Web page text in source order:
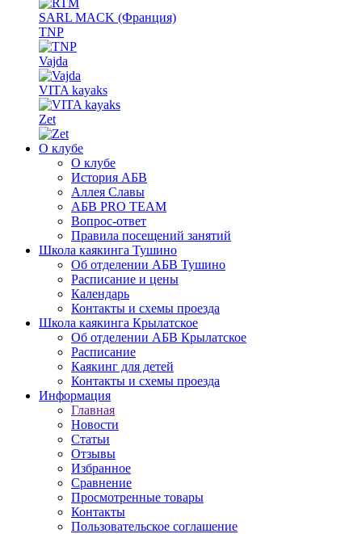
SARL MACK (Франция)
TNP
Vajda
VITA kayaks
Zet
О клубе
О клубе
История АБВ
Аллея Славы
АБВ PRO TEAM
Вопрос-ответ
Правила посещений занятий
Школа каякинга Тушино
Об отделении АБВ Тушино
Расписание и цены
Календарь
Контакты и схемы проезда
Школа каякинга Крылатское
Об отделении АБВ Крылатское
Расписание
Каякинг для детей
Контакты и схемы проезда
Информация
Главная
Новости
Статьи
Отзывы
Избранное
Сравнение
Просмотренные товары
Контакты
Пользовательское соглашение